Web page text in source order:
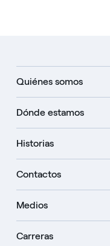
Quiénes somos
Dónde estamos
Historias
Contactos
Medios
Carreras